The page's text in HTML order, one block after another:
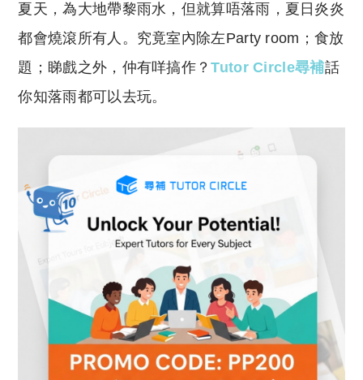
p
y
Li
k
at
s
A
p
夏天，為大地帶黎雨水，但就算唔落雨，夏日炎炎
都會燒滾所有人。究竟室內除左Party room；食放
題；睇戲之外，仲有咩搞作？Tutor Circle尋補話
你知落雨都可以去玩。